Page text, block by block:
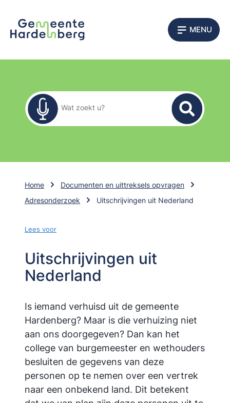
MENU
Zoekformulier
Wat zoekt u?
Home
Documenten en uittreksels opvragen
Adresonderzoek
Uitschrijvingen uit Nederland
Lees voor
Uitschrijvingen uit
Nederland
Is iemand verhuisd uit de gemeente
Hardenberg? Maar is die verhuizing niet
aan ons doorgegeven? Dan kan het
college van burgemeester en wethouders
besluiten de gegevens van deze
personen op te nemen over een vertrek
naar een onbekend land. Dit betekent